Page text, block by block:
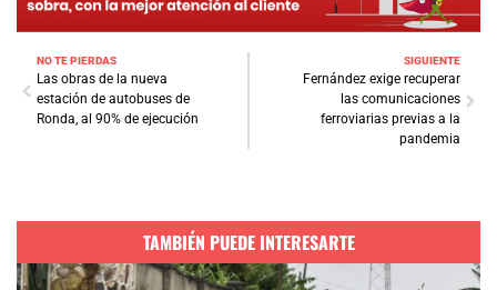
NO TE PIERDAS
Las obras de la nueva
estación de autobuses de
Ronda, al 90% de ejecución
SIGUIENTE
Fernández exige recuperar
las comunicaciones
ferroviarias previas a la
pandemia
TAMBIÉN PUEDE INTERESARTE